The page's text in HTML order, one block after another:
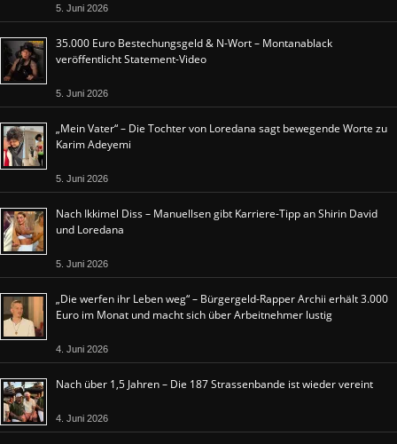
5. Juni 2026
35.000 Euro Bestechungsgeld & N-Wort – Montanablack
veröffentlicht Statement-Video
5. Juni 2026
„Mein Vater“ – Die Tochter von Loredana sagt bewegende Worte zu
Karim Adeyemi
5. Juni 2026
Nach Ikkimel Diss – Manuellsen gibt Karriere-Tipp an Shirin David
und Loredana
5. Juni 2026
„Die werfen ihr Leben weg“ – Bürgergeld-Rapper Archii erhält 3.000
Euro im Monat und macht sich über Arbeitnehmer lustig
4. Juni 2026
Nach über 1,5 Jahren – Die 187 Strassenbande ist wieder vereint
4. Juni 2026